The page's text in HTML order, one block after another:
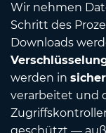
Wir nehmen
Schritt des
Downloads
werden in
verarbeitet und